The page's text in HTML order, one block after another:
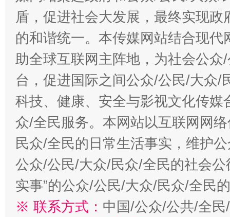
盾，促进社会大发展，最终实现
的和谐统一。本传媒网站结合现
助全球互联网主阵地，为社会公
台，促进国际之间公众/公民/大众/
科技、健康、安全与影视文化传
众/全民服务。本网站以互联网网
民众/全民的日常生活事实，维护
公众/公民/大众/民众/全民的社会公
实事”的公众/公民/大众/民众/全民
※ 联系方式： 中国/公众/公共/全